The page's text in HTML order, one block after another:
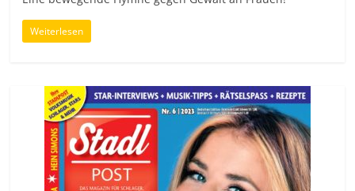
Weiterlesen